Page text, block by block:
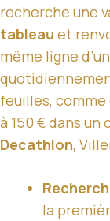
recherche une
tableau et
même ligne
feuilles, comme
à 150 €dans un
Decathlon,
la